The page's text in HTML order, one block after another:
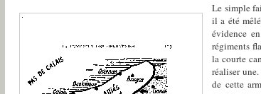
Le simple
il a été
évidence
régiments
la courte
réaliser
de cette